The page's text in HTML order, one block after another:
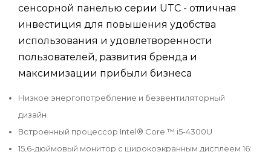
сенсорной панелью серии UTC - отличная
инвестиция для повышения удобства
использования и удовлетворенности
пользователей, развития бренда и
максимизации прибыли бизнеса
Низкое энергопотребление и безвентиляторный
дизайн
Встроенный процессор Intel® Core ™ i5-4300U
15,6-дюймовый монитор с широкоэкранным дисплеем 16: